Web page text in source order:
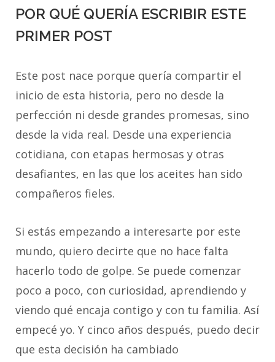
POR QUÉ QUERÍA ESCRIBIR ESTE
PRIMER POST
Este post nace porque quería compartir el
inicio de esta historia, pero no desde la
perfección ni desde grandes promesas, sino
desde la vida real. Desde una experiencia
cotidiana, con etapas hermosas y otras
desafiantes, en las que los aceites han sido
compañeros fieles.
Si estás empezando a interesarte por este
mundo, quiero decirte que no hace falta
hacerlo todo de golpe. Se puede comenzar
poco a poco, con curiosidad, aprendiendo y
viendo qué encaja contigo y con tu familia. Así
empecé yo. Y cinco años después, puedo decir
que esta decisión ha cambiado